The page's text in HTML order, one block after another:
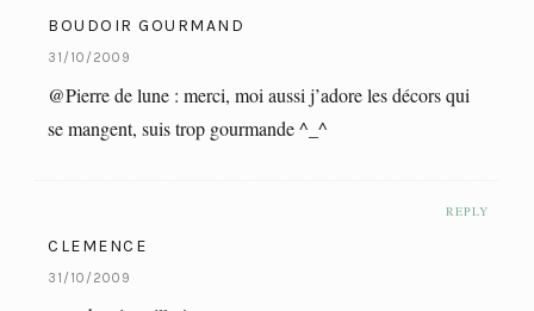
BOUDOIR GOURMAND
31/10/2009
@Pierre de lune : merci, moi aussi j’adore les décors qui
se mangent, suis trop gourmande ^_^
REPLY
CLEMENCE
31/10/2009